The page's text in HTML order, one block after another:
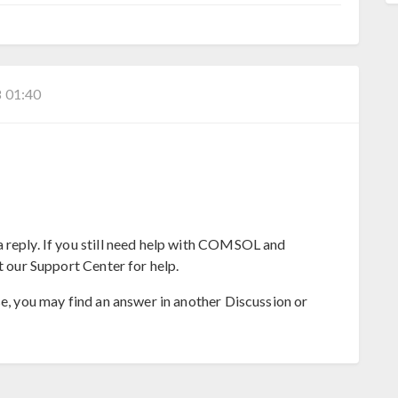
01:40
If you still need help with COMSOL and
our Support Center for help.
you may find an answer in another Discussion or